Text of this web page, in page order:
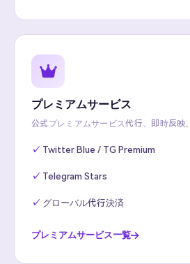
プレミアムサービス
公式プレミアムサービス代行、即時反映。
Twitter Blue / TG Premium
Telegram Stars
グローバル代行決済
プレミアムサービス一覧